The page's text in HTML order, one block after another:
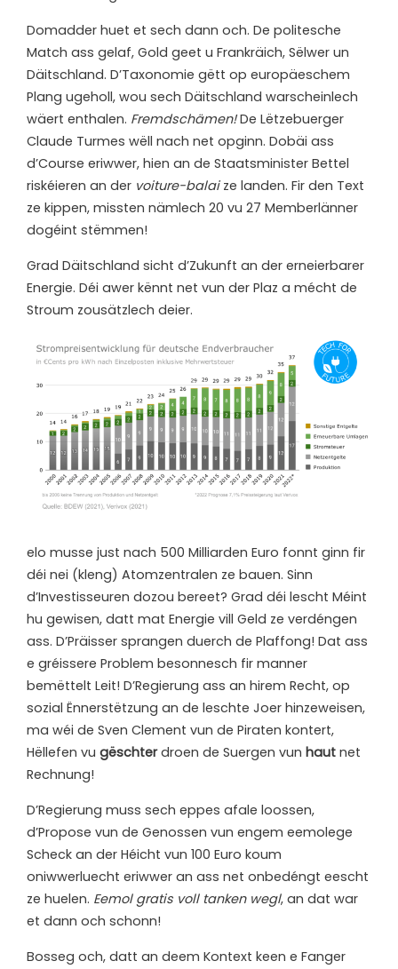
Domadder huet et sech dann och. De politesche
Match ass gelaf, Gold geet u Frankräich, Sëlwer un
Däitschland. D’Taxonomie gëtt op europäeschem
Plang ugeholl, wou sech Däitschland warscheinlech
wäert enthalen. Fremdschämen!De Lëtzebuerger
Claude Turmes wëll nach net opginn. Dobäi ass
d’Course eriwwer, hien an de Staatsminister Bettel
riskéieren an der voiture-balai ze landen. Fir den Text
ze kippen, missten nämlech 20 vu 27 Memberlänner
dogéint stëmmen!
Grad Däitschland sicht d’Zukunft an der erneierbarer
Energie. Déi awer kënnt net vun der Plaz a mécht de
Stroum zousätzlech deier.
elo musse just nach 500 Milliarden Euro fonnt ginn fir
déi nei (kleng) Atomzentralen ze bauen. Sinn
d’Investisseuren dozou bereet? Grad déi lescht Méint
hu gewisen, datt mat Energie vill Geld ze verdéngen
ass. D’Präisser sprangen duerch de Plaffong! Dat ass
e gréissere Problem besonnesch fir manner
bemëttelt Leit! D’Regierung ass an hirem Recht, op
sozial Ënnerstëtzung an de leschte Joer hinzeweisen,
ma wéi de Sven Clement vun de Piraten kontert,
Hëllefen vu gëschterdroen de Suergen vun haut net
Rechnung!
D’Regierung muss sech eppes afale loossen,
d’Propose vun de Genossen vun engem eemolege
Scheck an der Héicht vun 100 Euro koum
oniwwerluecht eriwwer an ass net onbedéngt eescht
ze huelen. Eemol gratis voll tanken wegl, an dat war
et dann och schonn!
Bosseg och, datt an deem Kontext keen e Fanger